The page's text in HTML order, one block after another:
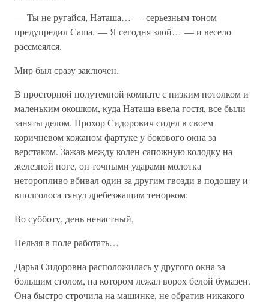
— Ты не ругайся, Наташа… — серьезным тоном
предупредил Саша. — Я сегодня злой… — и весело
рассмеялся.
Мир был сразу заключен.
В просторной полутемной комнате с низким потолком и
маленьким окошком, куда Наташа ввела гостя, все были
заняты делом. Прохор Сидорович сидел в своем
коричневом кожаном фартуке у бокового окна за
верстаком. Зажав между колен сапожную колодку на
железной ноге, он точными ударами молотка
неторопливо вбивал один за другим гвозди в подошву и
вполголоса тянул дребезжащим тенорком:
Во субботу, день ненастный,
Нельзя в поле работать…
Дарья Сидоровна расположилась у другого окна за
большим столом, на котором лежал ворох белой бумазеи.
Она быстро строчила на машинке, не обратив никакого